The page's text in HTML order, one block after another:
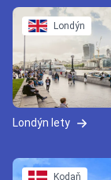
Londýn
Londýn lety
Kodaň